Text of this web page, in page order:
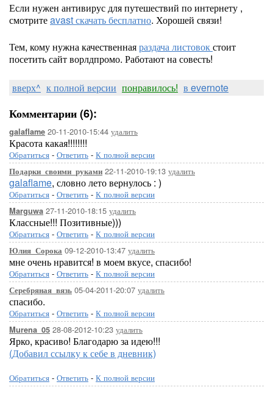
Если нужен антивирус для путешествий по интернету ,
смотритеavast скачать бесплатно. Хорошей связи!
Тем, кому нужна качественнаяраздача листовокстоит
посетить сайт ворлдпромо. Работают на совесть!
вверх^ к полной версии понравилось! в evernote
Комментарии (6):
galaflame 20-11-2010-15:44 удалить
Красота какая!!!!!!!!
Обратиться - Ответить - К полной версии
Подарки_своими_руками 22-11-2010-19:13 удалить
galaflame, словно лето вернулось : )
Обратиться - Ответить - К полной версии
Marguwa 27-11-2010-18:15 удалить
Классные!!! Позитивные)))
Обратиться - Ответить - К полной версии
Юлия_Сорока 09-12-2010-13:47 удалить
мне очень нравится! в моем вкусе, спасибо!
Обратиться - Ответить - К полной версии
Серебряная_вязь 05-04-2011-20:07 удалить
спасибо.
Обратиться - Ответить - К полной версии
Murena_05 28-08-2012-10:23 удалить
Ярко, красиво! Благодарю за идею!!!
(Добавил ссылку к себе в дневник)
Обратиться - Ответить - К полной версии